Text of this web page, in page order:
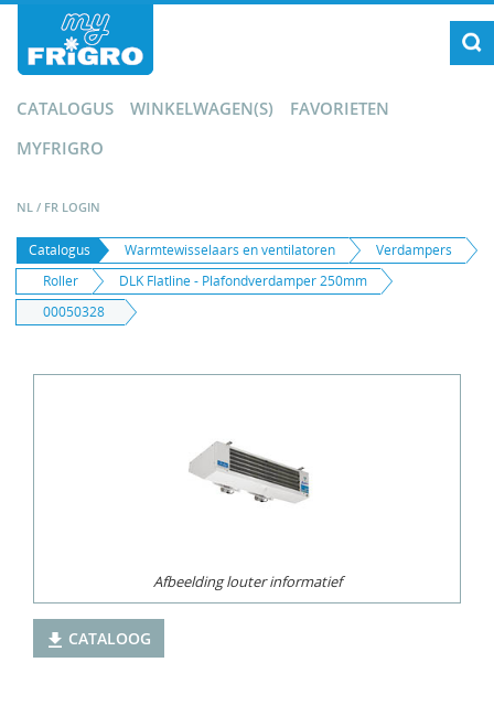
CATALOGUS WINKELWAGEN(S)
FAVORIETEN
MYFRIGRO
NL / FR LOGIN
Catalogus Warmtewisselaars en ventilatoren
Verdampers
Roller
DLK Flatline - Plafondverdamper 250mm
00050328
Afbeelding louter informatief
CATALOOG